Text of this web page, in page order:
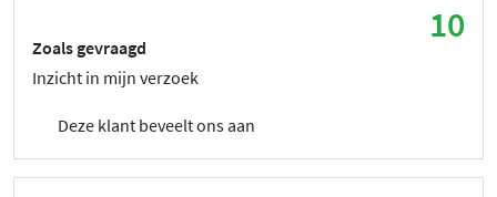
10
Zoals gevraagd
Inzicht in mijn verzoek
Deze klant beveelt ons aan